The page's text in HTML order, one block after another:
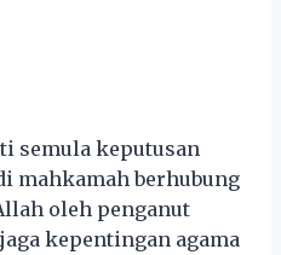
semula keputusan
mahkamah berhubung
oleh penganut
kepentingan agama